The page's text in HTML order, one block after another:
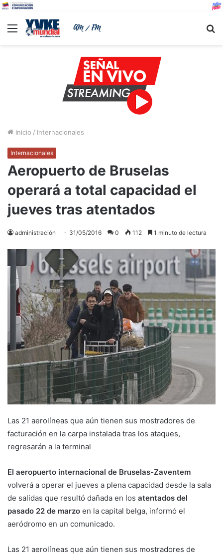
Menu
Inicio / Internacionales
Internacionales
Aeropuerto de Bruselas
operará a total capacidad el
jueves tras atentados
administración 31/05/2016 0 112 1 minuto de lectura
Las 21 aerolíneas que aún tienen sus mostradores de
facturación en la carpa instalada tras los ataques,
regresarán a la terminal
El aeropuerto internacional de Bruselas-Zaventem
volverá a operar el jueves a plena capacidad desde la sala
de salidas que resultó dañada en los atentados del
pasado 22 de marzo en la capital belga, informó el
aeródromo en un comunicado.
Las 21 aerolíneas que aún tienen sus mostradores de